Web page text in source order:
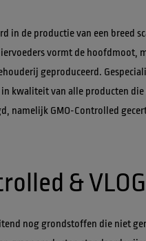
in de productie van een breed
vormt de hoofdmoot,
geproduceerd.
kwaliteit van alle producten
namelijk GMO-Controlled
nog grondstoffen die niet